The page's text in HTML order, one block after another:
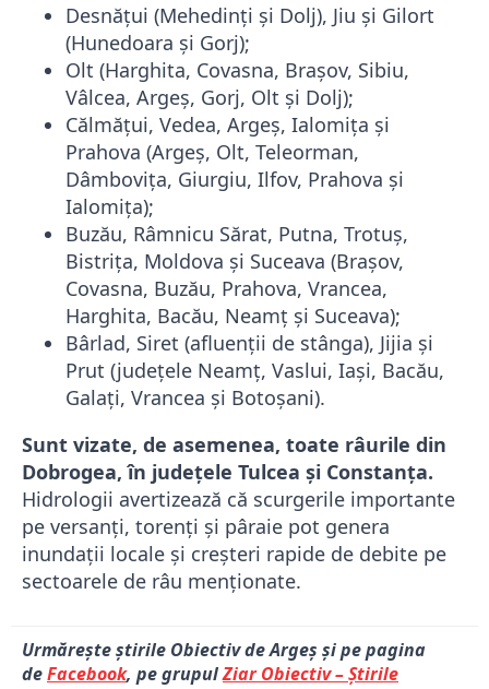
Desnățui (Mehedinți și Dolj), Jiu și Gilort
(Hunedoara și Gorj);
Olt (Harghita, Covasna, Brașov, Sibiu,
Vâlcea, Argeș, Gorj, Olt și Dolj);
Călmățui, Vedea, Argeș, Ialomița și
Prahova (Argeș, Olt, Teleorman,
Dâmbovița, Giurgiu, Ilfov, Prahova și
Ialomița);
Buzău, Râmnicu Sărat, Putna, Trotuș,
Bistrița, Moldova și Suceava (Brașov,
Covasna, Buzău, Prahova, Vrancea,
Harghita, Bacău, Neamț și Suceava);
Bârlad, Siret (afluenții de stânga), Jijia și
Prut (județele Neamț, Vaslui, Iași, Bacău,
Galați, Vrancea și Botoșani).
Sunt vizate, de asemenea, toate râurile din
Dobrogea, în județele Tulcea și Constanța.
Hidrologii avertizează că scurgerile importante
pe versanți, torenți și pâraie pot genera
inundații locale și creșteri rapide de debite pe
sectoarele de râu menționate.
Urmărește știrile Obiectiv de Argeș și pe pagina
deFacebook, pe grupulZiar Obiectiv – Știrile